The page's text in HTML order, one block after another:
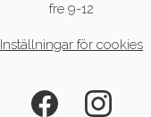
fre 9-12
Inställningar för cookies